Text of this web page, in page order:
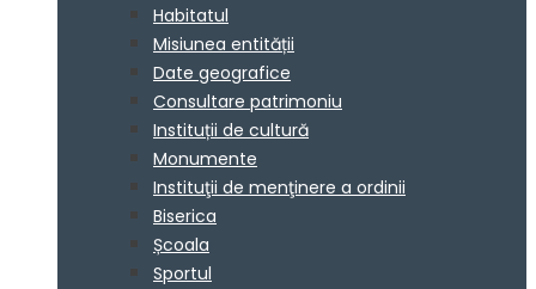
Habitatul
Misiunea entității
Date geografice
Consultare patrimoniu
Instituții de cultură
Monumente
Instituţii de menţinere a ordinii
Biserica
Școala
Sportul